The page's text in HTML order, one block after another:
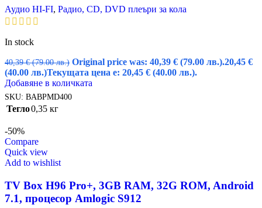
Аудио HI-FI, Радио, CD, DVD плеъри за кола
In stock
40,39€ (79.00 лв.) Original price was: 40,39 € (79.00 лв.).20,45 €
(40.00 лв.)Текущата цена е: 20,45 € (40.00 лв.).
Добавяне в количката
SKU: BABPMD400
Тегло0,35 кг
-50%
Compare
Quick view
Add to wishlist
TV Box H96 Pro+, 3GB RAM, 32G ROM, Android
7.1, процесор Amlogic S912